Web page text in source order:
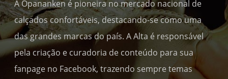
A Opananken é pioneira no mercado nacional de
calçados confortáveis, destacando-se como uma
das grandes marcas do país. A Alta é responsável
pela criação e curadoria de conteúdo para sua
fanpage no Facebook, trazendo sempre temas